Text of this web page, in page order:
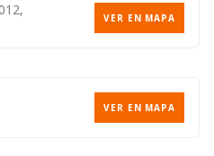
VER EN MAPA
VER EN MAPA